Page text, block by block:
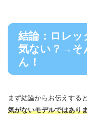
結論：ロレ
気ない？→そ
ん！
まず結論からお伝えすると
気がないモデルではあり